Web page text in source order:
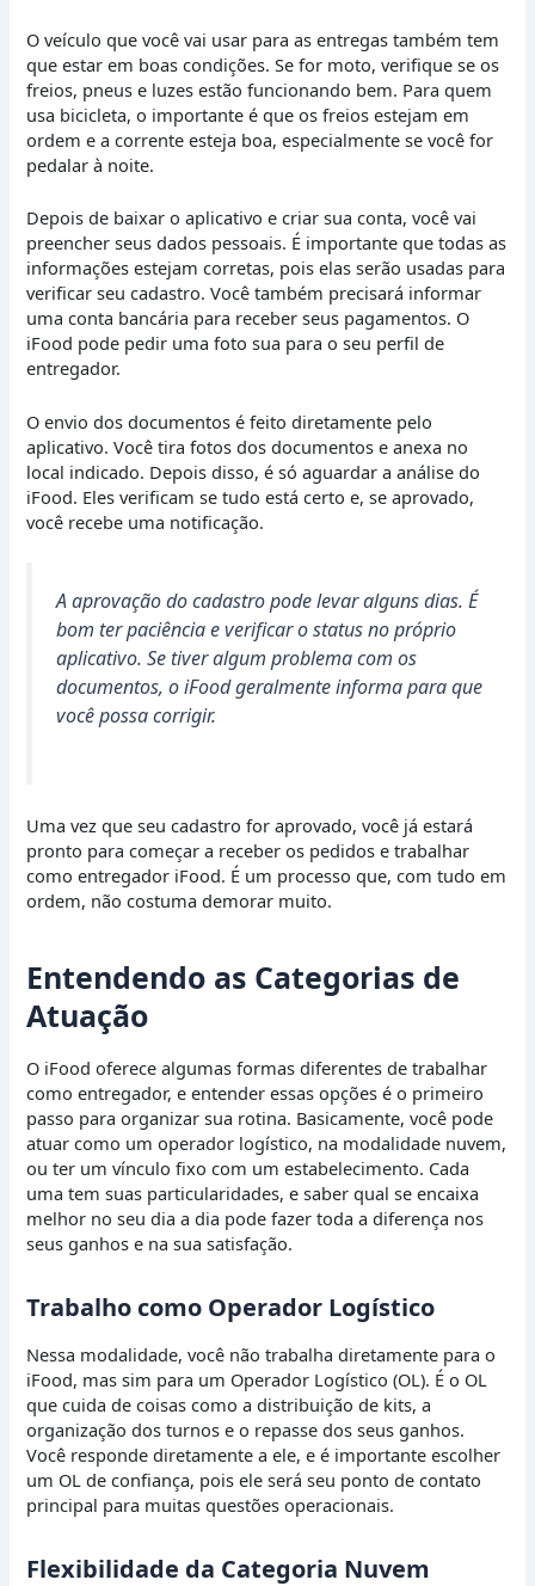
O veículo que você vai usar para as entregas também tem
que estar em boas condições. Se for moto, verifique se os
freios, pneus e luzes estão funcionando bem. Para quem
usa bicicleta, o importante é que os freios estejam em
ordem e a corrente esteja boa, especialmente se você for
pedalar à noite.
Depois de baixar o aplicativo e criar sua conta, você vai
preencher seus dados pessoais. É importante que todas as
informações estejam corretas, pois elas serão usadas para
verificar seu cadastro. Você também precisará informar
uma conta bancária para receber seus pagamentos. O
iFood pode pedir uma foto sua para o seu perfil de
entregador.
O envio dos documentos é feito diretamente pelo
aplicativo. Você tira fotos dos documentos e anexa no
local indicado. Depois disso, é só aguardar a análise do
iFood. Eles verificam se tudo está certo e, se aprovado,
você recebe uma notificação.
A aprovação do cadastro pode levar alguns dias. É
bom ter paciência e verificar o status no próprio
aplicativo. Se tiver algum problema com os
documentos, o iFood geralmente informa para que
você possa corrigir.
Uma vez que seu cadastro for aprovado, você já estará
pronto para começar a receber os pedidos e trabalhar
como entregador iFood. É um processo que, com tudo em
ordem, não costuma demorar muito.
Entendendo as Categorias de
Atuação
O iFood oferece algumas formas diferentes de trabalhar
como entregador, e entender essas opções é o primeiro
passo para organizar sua rotina. Basicamente, você pode
atuar como um operador logístico, na modalidade nuvem,
ou ter um vínculo fixo com um estabelecimento. Cada
uma tem suas particularidades, e saber qual se encaixa
melhor no seu dia a dia pode fazer toda a diferença nos
seus ganhos e na sua satisfação.
Trabalho como Operador Logístico
Nessa modalidade, você não trabalha diretamente para o
iFood, mas sim para um Operador Logístico (OL). É o OL
que cuida de coisas como a distribuição de kits, a
organização dos turnos e o repasse dos seus ganhos.
Você responde diretamente a ele, e é importante escolher
um OL de confiança, pois ele será seu ponto de contato
principal para muitas questões operacionais.
Flexibilidade da Categoria Nuvem